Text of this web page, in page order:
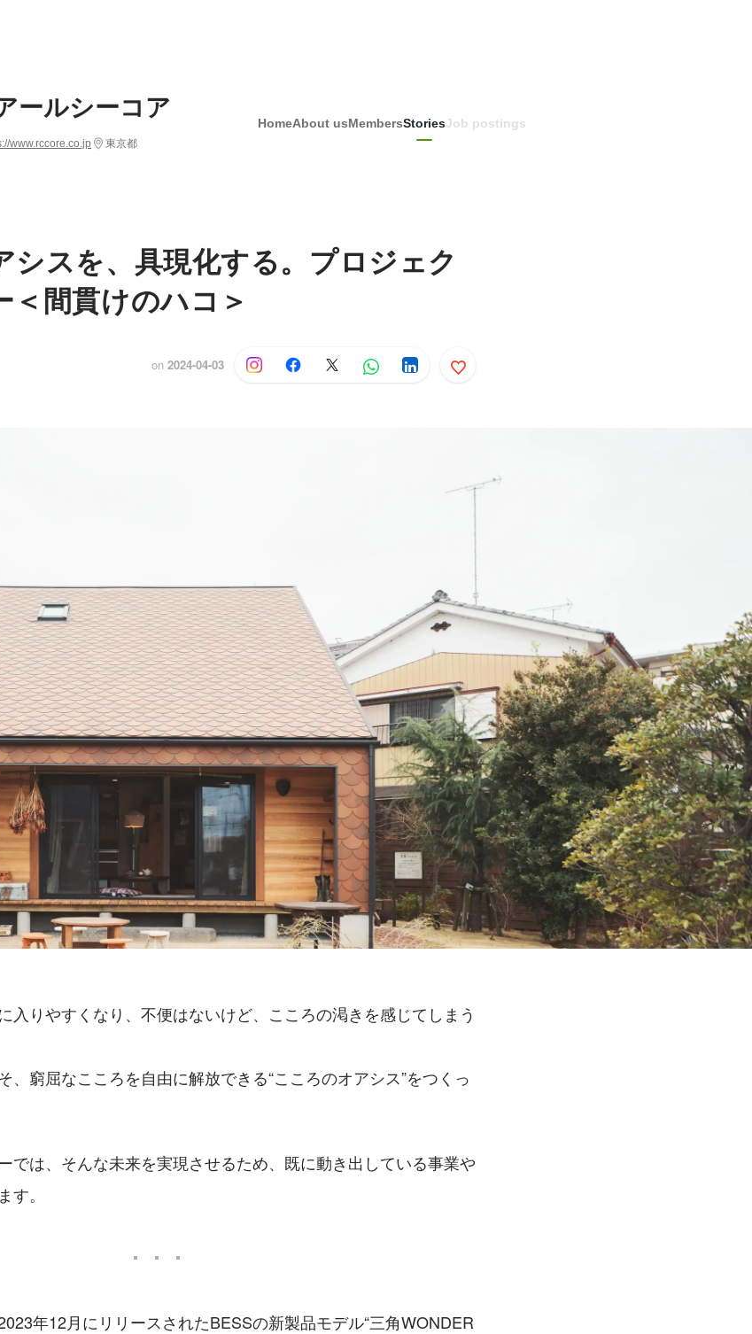
ールシーコア
www.rccore.co.jp 東京都
HomeAbout usMembersStoriesJob postings
シスを、具現化する。プロジェク
＜間貫けのハコ＞
on 2024-04-03
入りやすくなり、不便はないけど、こころの渇きを感じてしまう
、窮屈なこころを自由に解放できる“こころのオアシス”をつくっ
では、そんな未来を実現させるため、既に動き出している事業や
。
年12月にリリースされたBESSの新製品モデル“三角WONDER